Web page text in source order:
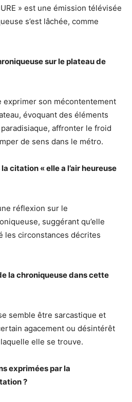
» est une émission télévisée
s’est lâchée, comme
sur le plateau de
exprimer son mécontentement
évoquant des éléments
affronter le froid
de sens dans le métro.
citation « elle a l’air heureuse
réflexion sur le
suggérant qu’elle
les circonstances décrites
la chroniqueuse dans cette
semble être sarcastique et
agacement ou désintérêt
elle se trouve.
exprimées par la
?